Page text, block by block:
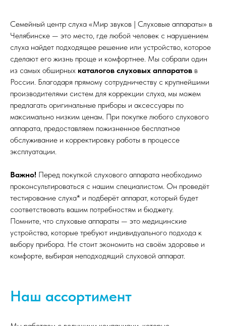
Семейный центр слуха «Мир звуков | Слуховые аппараты» в
Челябинске — это место, где любой человек с нарушением
слуха найдет подходящее решение или устройство, которое
сделают его жизнь проще и комфортнее. Мы собрали один
из самых обширных каталогов слуховых аппаратов в
России. Благодаря прямому сотрудничеству с крупнейшими
производителями систем для коррекции слуха, мы можем
предлагать оригинальные приборы и аксессуары по
максимально низким ценам. При покупке любого слухового
аппарата, предоставляем пожизненное бесплатное
обслуживание и корректировку работы в процессе
эксплуатации.
Важно! Перед покупкой слухового аппарата необходимо
проконсультироваться с нашим специалистом. Он проведёт
тестирование слуха* и подберёт аппарат, который будет
соответствовать вашим потребностям и бюджету.
Помните, что слуховые аппараты — это медицинские
устройства, которые требуют индивидуального подхода к
выбору прибора. Не стоит экономить на своём здоровье и
комфорте, выбирая неподходящий слуховой аппарат.
Наш ассортимент